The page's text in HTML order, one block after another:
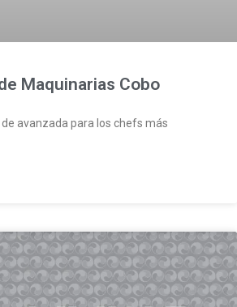
Maquinarias Cobo
avanzada para los chefs más